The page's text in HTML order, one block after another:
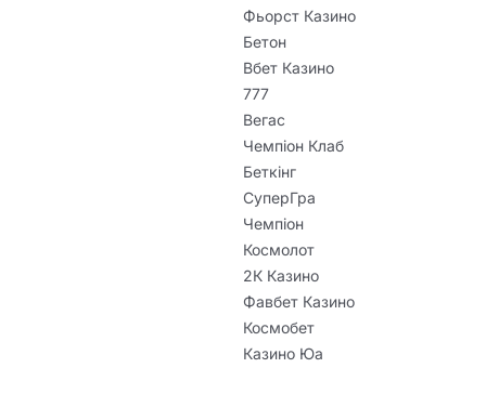
Фьорст Казино
Бетон
Вбет Казино
777
Вегас
Чемпіон Клаб
Беткінг
СуперГра
Чемпіон
Космолот
2К Казино
Фавбет Казино
Космобет
Казино Юа